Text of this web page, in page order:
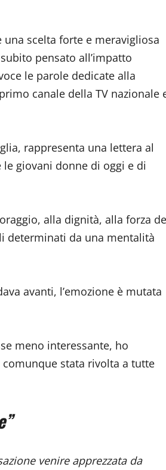
una scelta forte e meravigliosa
pensato all’impatto
le parole dedicate alla
canale della TV nazionale
rappresenta una lettera al
giovani donne di oggi e di
alla dignità, alla forza
determinati da una mentalità
avanti, l’emozione è mutata
meno interessante, ho
stata rivolta a tutte
venire apprezzata da